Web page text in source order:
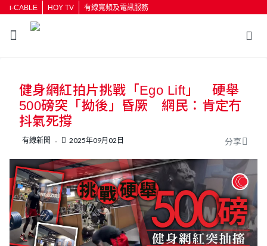
i-CABLE HOY TV 有線寬頻及電訊服務
按輸入鍵開始搜尋
健身網紅拍片挑戰「Ego Lift」 硬舉
500磅突「拗後」昏厥 網民：肯定冇
抖氣死撐
有線新聞 2025年09月02日 分享